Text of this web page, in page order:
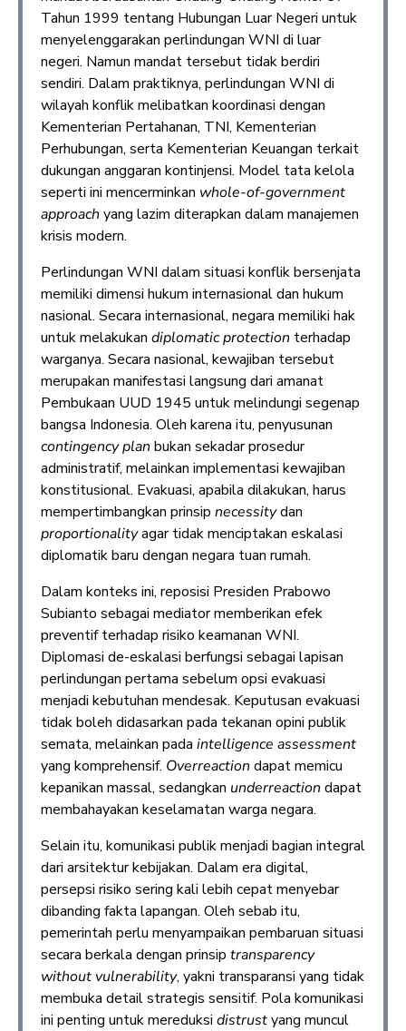
Tahun 1999 tentang Hubungan Luar Negeri untuk
menyelenggarakan perlindungan WNI di luar
negeri. Namun mandat tersebut tidak berdiri
sendiri. Dalam praktiknya, perlindungan WNI di
wilayah konflik melibatkan koordinasi dengan
Kementerian Pertahanan, TNI, Kementerian
Perhubungan, serta Kementerian Keuangan terkait
dukungan anggaran kontinjensi. Model tata kelola
seperti ini mencerminkan whole-of-government
approach yang lazim diterapkan dalam manajemen
krisis modern.
Perlindungan WNI dalam situasi konflik bersenjata
memiliki dimensi hukum internasional dan hukum
nasional. Secara internasional, negara memiliki hak
untuk melakukan diplomatic protection terhadap
warganya. Secara nasional, kewajiban tersebut
merupakan manifestasi langsung dari amanat
Pembukaan UUD 1945 untuk melindungi segenap
bangsa Indonesia. Oleh karena itu, penyusunan
contingency plan bukan sekadar prosedur
administratif, melainkan implementasi kewajiban
konstitusional. Evakuasi, apabila dilakukan, harus
mempertimbangkan prinsip necessitydan
proportionalityagar tidak menciptakan eskalasi
diplomatik baru dengan negara tuan rumah.
Dalam konteks ini, reposisi Presiden Prabowo
Subianto sebagai mediator memberikan efek
preventif terhadap risiko keamanan WNI.
Diplomasi de-eskalasi berfungsi sebagai lapisan
perlindungan pertama sebelum opsi evakuasi
menjadi kebutuhan mendesak. Keputusan evakuasi
tidak boleh didasarkan pada tekanan opini publik
semata, melainkan pada intelligence assessment
yang komprehensif. Overreaction dapat memicu
kepanikan massal, sedangkan underreaction dapat
membahayakan keselamatan warga negara.
Selain itu, komunikasi publik menjadi bagian integral
dari arsitektur kebijakan. Dalam era digital,
persepsi risiko sering kali lebih cepat menyebar
dibanding fakta lapangan. Oleh sebab itu,
pemerintah perlu menyampaikan pembaruan situasi
secara berkala dengan prinsip transparency
without vulnerability, yakni transparansi yang tidak
membuka detail strategis sensitif. Pola komunikasi
ini penting untuk mereduksi distrustyang muncul